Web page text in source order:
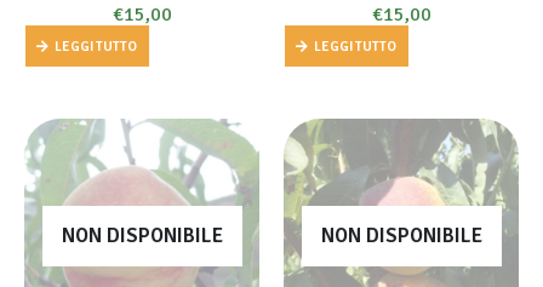
rustica. Buco Incavato
presenta frutti dall’ottimo
rotondeggiante ma non
sempre regolare. La…
€15,00
LEGGI TUTTO
portamento aperto. La
fioritura è abbondante, la
necessita di diradamento dei
frutticini. Burrona di…
€15,00
LEGGI TUTTO
NON DISPONIBILE NON DISPONIBILE